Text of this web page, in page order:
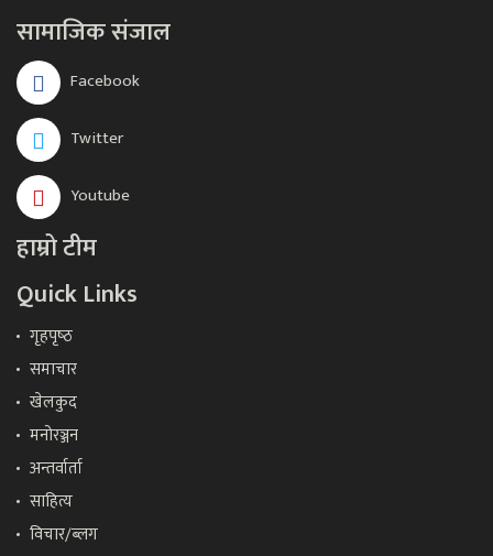
सामाजिक संजाल
Facebook
Twitter
Youtube
हाम्रो टीम
Quick Links
गृहपृष्‍ठ
समाचार
खेलकुद
मनोरञ्जन
अन्तर्वार्ता
साहित्य
विचार/ब्लग